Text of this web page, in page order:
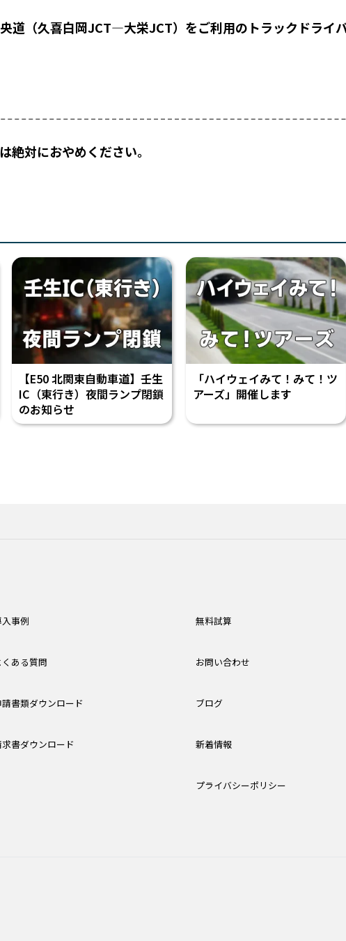
道（久喜白岡JCT―大栄JCT）をご利用のトラックドライ
対におやめください。
【E50 北関東自動車道】壬生
IC（東行き）夜間ランプ閉鎖
のお知らせ
「ハイウェイみて！みて！ツ
アーズ」開催します
事例
くある質問
請書類ダウンロード
書ダウンロード
無料試算
お問い合わせ
ブログ
新着情報
プライバシーポリシー